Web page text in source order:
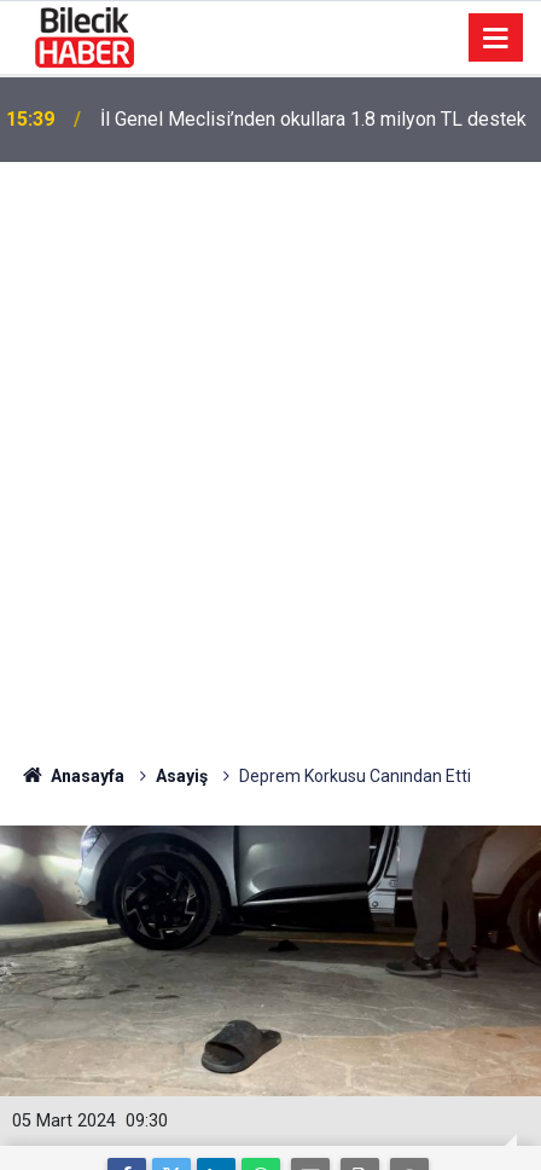
15:39 İl Genel Meclisi’nden okullara 1.8 milyon TL destek
Anasayfa Asayiş Deprem Korkusu Canından Etti
09:30
05 Mart 2024